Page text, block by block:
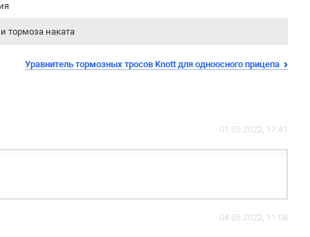
тормоза наката
Уравнитель тормозных тросов Knott для одноосного прицепа
01.05.2022, 17:41
04.05.2022, 11:08